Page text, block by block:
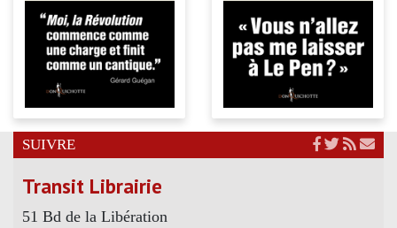
SUIVRE
Transit Librairie
51 Bd de la Libération